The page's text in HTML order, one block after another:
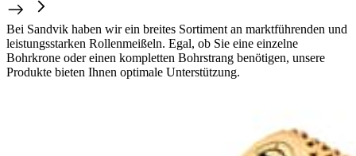
Bei Sandvik haben wir ein breites Sortiment an marktführenden und
leistungsstarken Rollenmeißeln. Egal, ob Sie eine einzelne
Bohrkrone oder einen kompletten Bohrstrang benötigen, unsere
Produkte bieten Ihnen optimale Unterstützung.